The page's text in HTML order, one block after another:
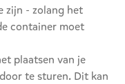
zijn - zolang het
container moet
plaatsen van je
te sturen. Dit kan